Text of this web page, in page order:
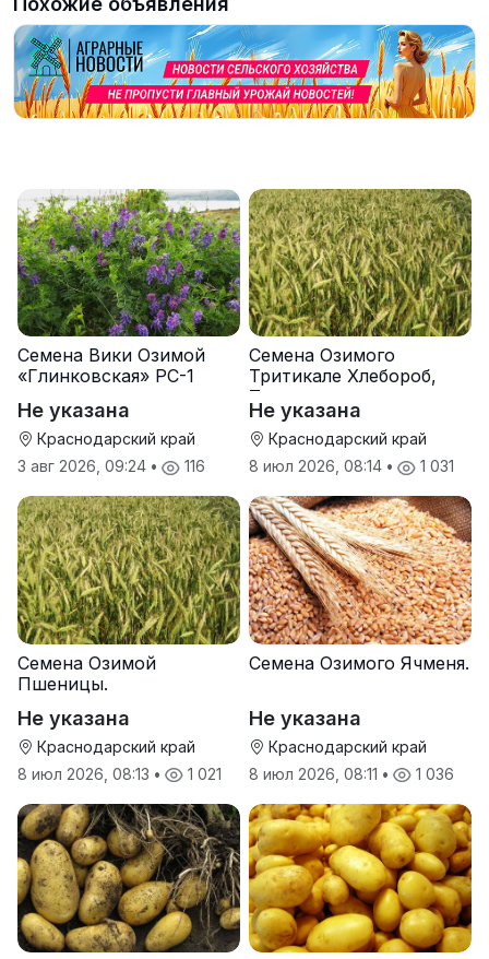
Семена Вики Озимой
«Глинковская» РС-1
Не указана
Краснодарский край
3 авг 2026, 09:24 • 116
Семена Озимого
Тритикале Хлебороб,
Тихон
Не указана
Краснодарский край
8 июл 2026, 08:14 • 1 031
Семена Озимой
Пшеницы.
Не указана
Краснодарский край
8 июл 2026, 08:13 • 1 021
Семена Озимого Ячменя.
Не указана
Краснодарский край
8 июл 2026, 08:11 • 1 036